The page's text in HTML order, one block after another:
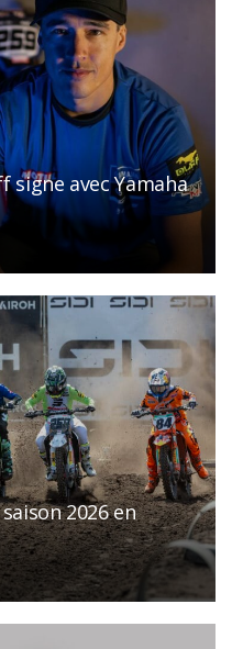
signe avec Yamaha
2026 en